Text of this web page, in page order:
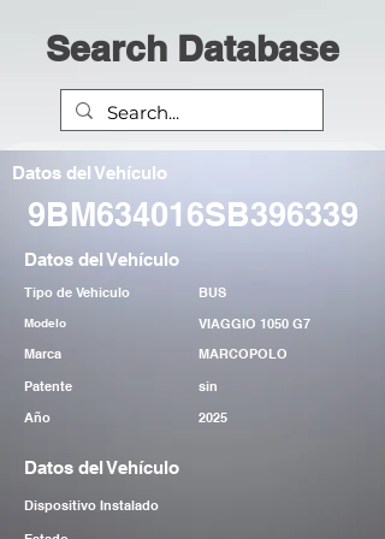
Search Database
Datos del Vehículo
9BM634016SB396339
Datos del Vehículo
Tipo de Vehiculo BUS
Modelo
VIAGGIO 1050 G7
Marca
MARCOPOLO
Patente
sin
Año
2025
Datos del Vehículo
Dispositivo Instalado